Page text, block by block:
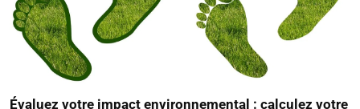
Évaluez votre impact environnemental : calculez votre